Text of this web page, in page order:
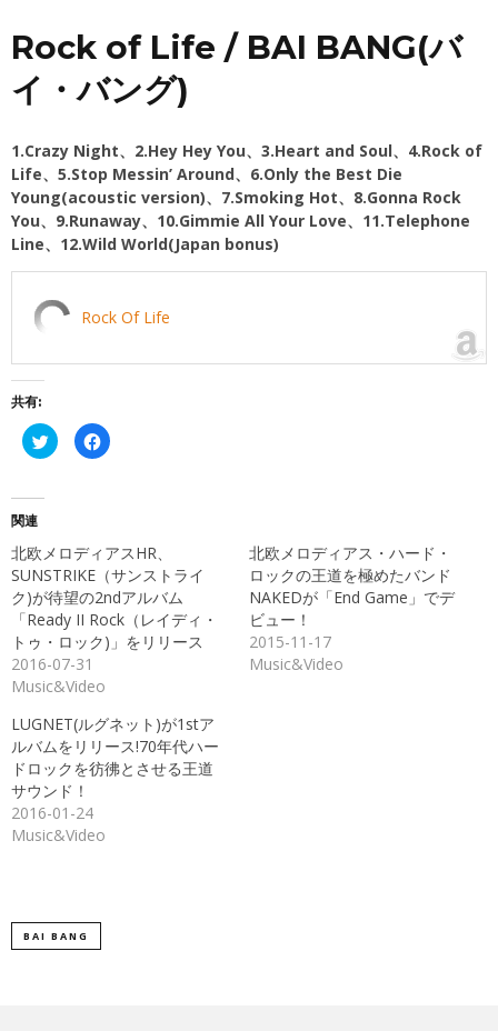
Rock of Life / BAI BANG(バ
イ・バング)
1.Crazy Night、2.Hey Hey You、3.Heart and Soul、4.Rock of
Life、5.Stop Messin’ Around、6.Only the Best Die
Young(acoustic version)、7.Smoking Hot、8.Gonna Rock
You、9.Runaway、10.Gimmie All Your Love、11.Telephone
Line、12.Wild World(Japan bonus)
Rock Of Life
共有:
ク
リ
共
有
(新
し
い
ウ
ィ
ン
ド
ウ
で
開
ま
す)
Facebook
で
ク
リ
ッ
ク
し
く
だ
さ
し
ウ
ィ
ン
ド
ウ
す)
関連
北欧メロディアスHR、
SUNSTRIKE（サンストライ
ク)が待望の2ndアルバム
「Ready II Rock（レイディ・
トゥ・ロック)」をリリース
2016-07-31
Music&Video
北欧メロディアス・ハード・
ロックの王道を極めたバンド
NAKEDが「End Game」でデ
ビュー！
2015-11-17
Music&Video
LUGNET(ルグネット)が1stア
ルバムをリリース!70年代ハー
ドロックを彷彿とさせる王道
サウンド！
2016-01-24
Music&Video
BAI BANG